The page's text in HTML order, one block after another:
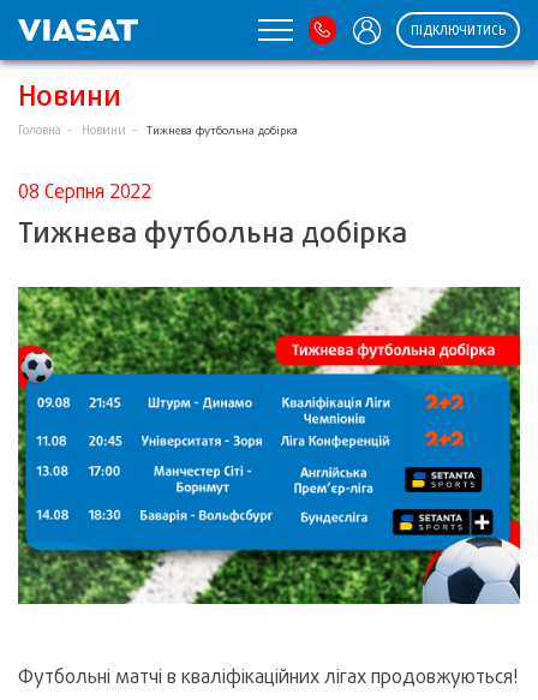
ПІДКЛЮЧИТИСЬ
Новини
Головна Новини Тижнева футбольна добірка
08 Серпня 2022
Тижнева футбольна добірка
Футбольні матчі в кваліфікаційних лігах продовжуються!